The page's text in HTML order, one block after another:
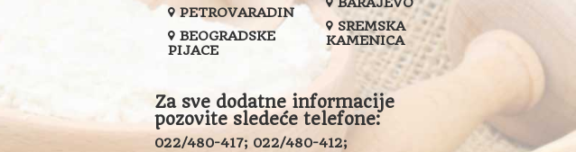
PETROVARADIN
BEOGRADSKE
PIJACE
SREMSKA
KAMENICA
Za sve dodatne informacije
pozovite sledeće telefone:
022/480-417; 022/480-412;